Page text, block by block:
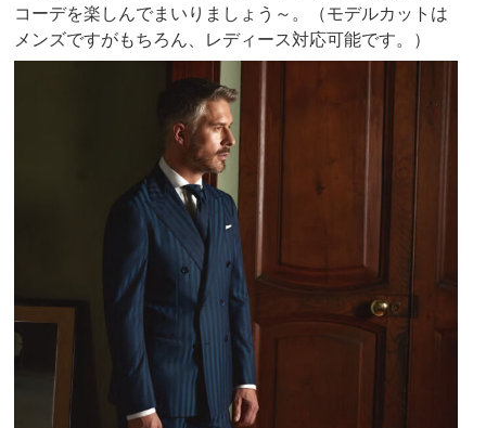
コーデを楽しんでまいりましょう～。（モデルカットは
メンズですがもちろん、レディース対応可能です。）